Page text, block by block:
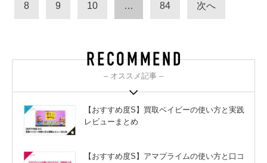
8 9 10 … 84 次へ
– オススメ記事 –
【おすすめ度S】買取ベイビーの使い方と実践
レビューまとめ
【おすすめ度S】アマプライムの使い方と口コ